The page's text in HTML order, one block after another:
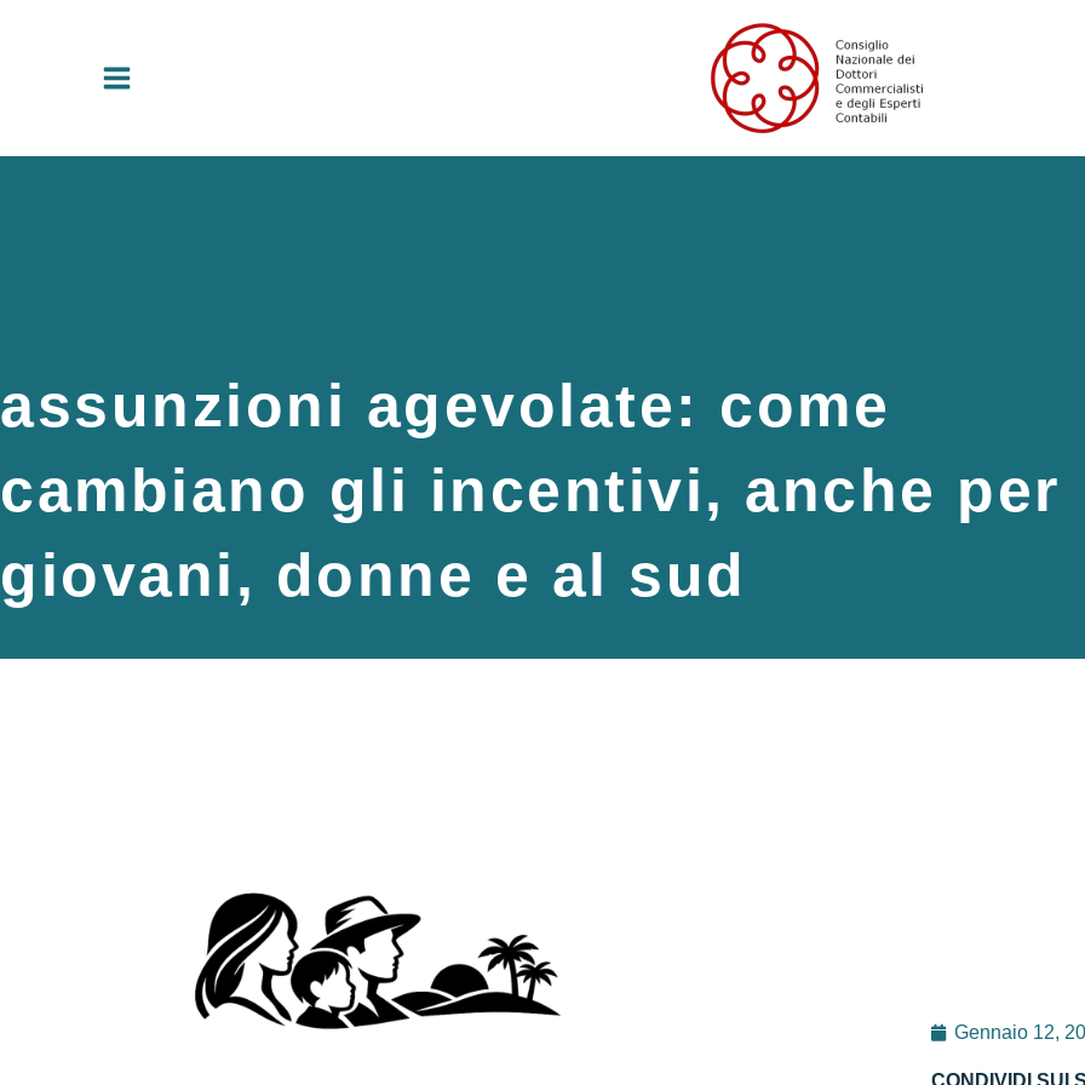
assunzioni agevolate: come
cambiano gli incentivi, anche per
giovani, donne e al sud
Gennaio 12,
CONDIVIDI SUI